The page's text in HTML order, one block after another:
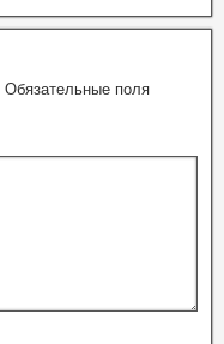
Обязательные поля